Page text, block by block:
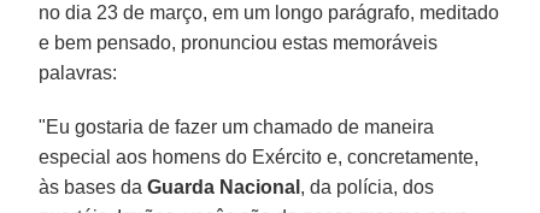
no dia 23 de março, em um longo parágrafo, meditado
e bem pensado, pronunciou estas memoráveis
palavras:
"Eu gostaria de fazer um chamado de maneira
especial aos homens do Exército e, concretamente,
às bases daGuarda Nacional , da polícia, dos